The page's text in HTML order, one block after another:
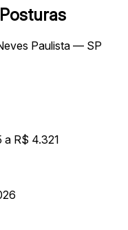
Paulista — SP
a R$ 4.321